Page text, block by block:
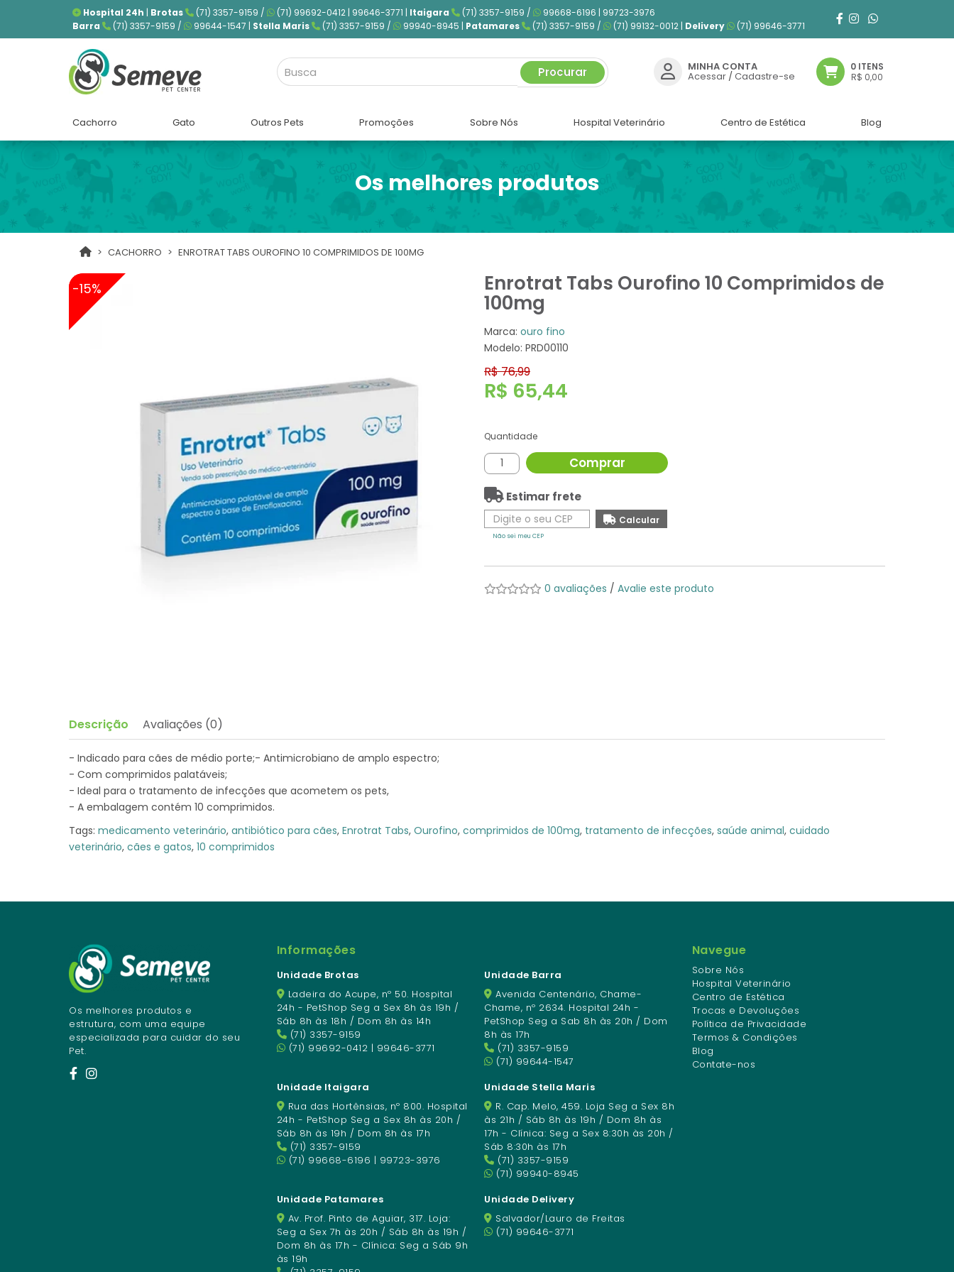
Hospital 24h | Brotas (71) 3357-9159 / (71) 99692-0412 | 99646-3771 | Itaigara (71) 3357-9159 /
99668-6196 | 99723-3976
Barra
(71) 3357-9159 / 99644-1547 | Stella Maris (71) 3357-9159 / 99940-8945 | Patamares (71) 3357-9159 / (71) 99132-0012 | Delivery (71) 99646-3771
MINHA CONTA
Acessar /Cadastre-se
0 ITENS
R$ 0,00
Procurar
Cachorro Gato Outros Pets Promoções Sobre Nós Hospital Veterinário Centro de Estética Blog
Os melhores produtos
CACHORRO ENROTRAT TABS OUROFINO 10 COMPRIMIDOS DE 100MG
-15% Enrotrat Tabs Ourofino 10 Comprimidos de
100mg
Marca: ouro fino
Modelo: PRD00110
R$ 76,99
R$ 65,44
Quantidade
Comprar
Estimar frete
Não sei meu CEP
0 avaliações / Avalie este produto
Descrição Avaliações (0)
- Indicado para cães de médio porte;- Antimicrobiano de amplo espectro;
- Com comprimidos palatáveis;
- Ideal para o tratamento de infecções que acometem os pets,
- A embalagem contém 10 comprimidos.
Tags: medicamento veterinário, antibiótico para cães, Enrotrat Tabs, Ourofino, comprimidos de 100mg, tratamento de infecções, saúde animal, cuidado
veterinário, cães e gatos, 10 comprimidos
Os melhores produtos e
estrutura, com uma equipe
especializada para cuidar do seu
Pet.
Informações
Unidade Brotas
Ladeira do Acupe, nº 50. Hospital
24h - PetShop Seg a Sex 8h às 19h /
Sáb 8h às 18h / Dom 8h às 14h
(71) 3357-9159
(71) 99692-0412 | 99646-3771
Unidade Barra
Avenida Centenário, Chame-
Chame, nº 2634. Hospital 24h -
PetShop Seg a Sab 8h às 20h / Dom
8h às 17h
(71) 3357-9159
(71) 99644-1547
Unidade Itaigara
Rua das Hortênsias, nº 800. Hospital
24h - PetShop Seg a Sex 8h às 20h /
Sáb 8h às 19h / Dom 8h às 17h
(71) 3357-9159
(71) 99668-6196 | 99723-3976
Unidade Stella Maris
R. Cap. Melo, 459. Loja Seg a Sex 8h
às 21h / Sáb 8h às 19h / Dom 8h às
17h - Clínica: Seg a Sex 8:30h às 20h /
Sáb 8:30h às 17h
(71) 3357-9159
(71) 99940-8945
Unidade Patamares
Av. Prof. Pinto de Aguiar, 317. Loja:
Seg a Sex 7h às 20h / Sáb 8h às 19h /
Dom 8h às 17h - Clínica: Seg a Sáb 9h
às 19h
Unidade Delivery
Salvador/Lauro de Freitas
(71) 99646-3771
Navegue
Sobre Nós
Hospital Veterinário
Centro de Estética
Trocas e Devoluções
Política de Privacidade
Termos & Condições
Blog
Contate-nos